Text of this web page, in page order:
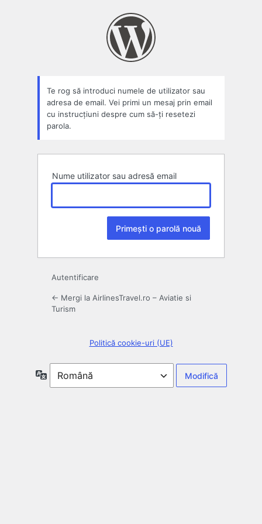
Te rog să introduci numele de utilizator sau
adresa de email. Vei primi un mesaj prin email
cu instrucțiuni despre cum să-ți resetezi
parola.
Nume utilizator sau adresă email
Autentificare
← Mergi la AirlinesTravel.ro – Aviatie si
Turism
Politică cookie-uri (UE)
Limbă